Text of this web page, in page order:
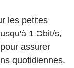
les petites
1 Gbit/s,
assurer
quotidiennes.